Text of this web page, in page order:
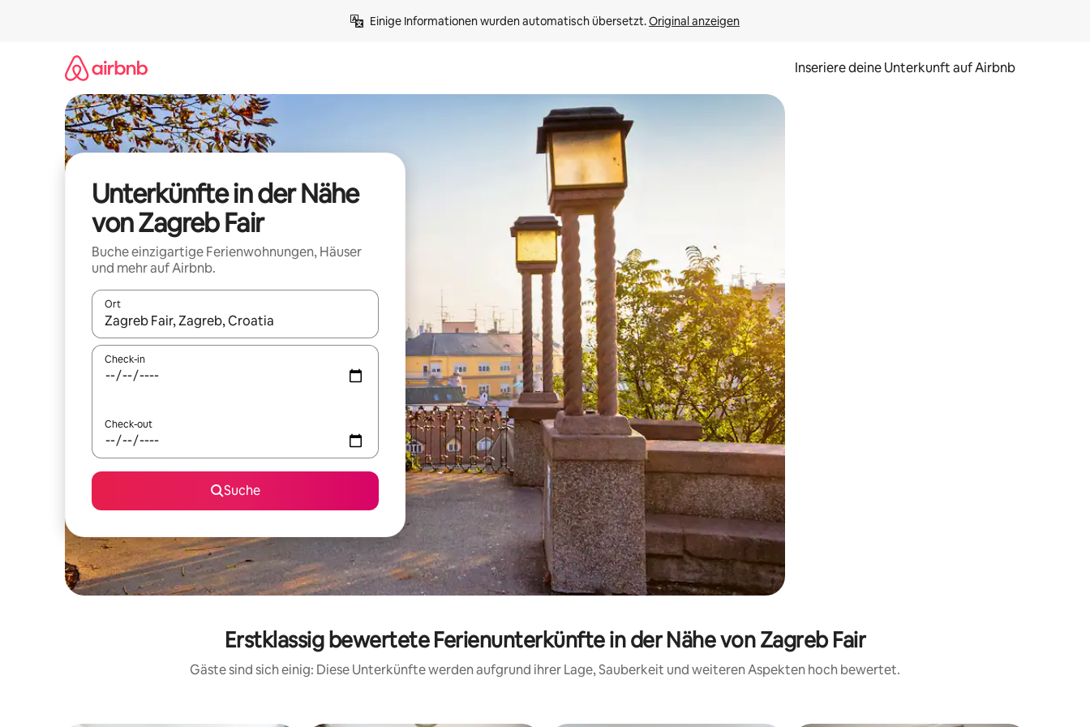
Einige Informationen wurden automatisch übersetzt. Original anzeigen
Inseriere deine Unterkunft auf Airbnb
Unterkünfte in der Nähe
von Zagreb Fair
Buche einzigartige Ferienwohnungen, Häuser
und mehr auf Airbnb.
Ort
Wenn Ergebnisse verfügbar sind, navigiere mit den Pfeiltasten nach oben und unten oder erkunde die Ergebnisse durch Berühren oder Wischgesten.
Check-in
Check-out
Suche
Erstklassig bewertete Ferienunterkünfte in der Nähe von Zagreb Fair
Gäste sind sich einig: Diese Unterkünfte werden aufgrund ihrer Lage, Sauberkeit und weiteren Aspekten hoch bewertet.